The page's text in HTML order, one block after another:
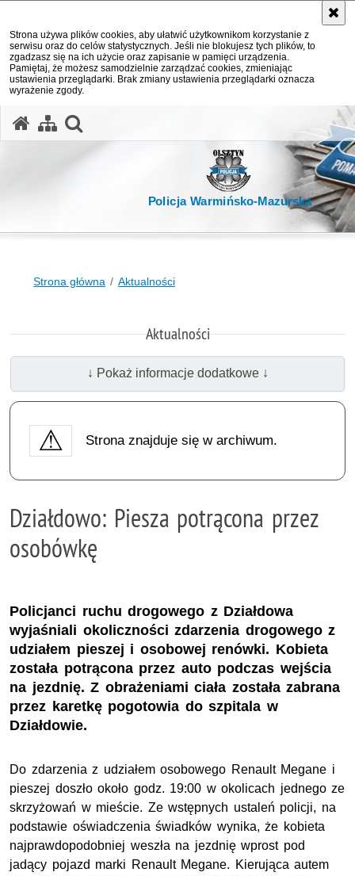
Strona używa plików cookies, aby ułatwić użytkownikom korzystanie z
serwisu oraz do celów statystycznych. Jeśli nie blokujesz tych plików, to
zgadzasz się na ich użycie oraz zapisanie w pamięci urządzenia.
Pamiętaj, że możesz samodzielnie zarządzać cookies, zmieniając
ustawienia przeglądarki. Brak zmiany ustawienia przeglądarki oznacza
wyrażenie zgody.
Policja Warmińsko-Mazurska
Strona główna Aktualności
Aktualności
↓ Pokaż informacje dodatkowe ↓
Strona znajduje się w archiwum.
Działdowo: Piesza potrącona przez
osobówkę
Policjanci ruchu drogowego z Działdowa
wyjaśniali okoliczności zdarzenia drogowego z
udziałem pieszej i osobowej renówki. Kobieta
została potrącona przez auto podczas wejścia
na jezdnię. Z obrażeniami ciała została zabrana
przez karetkę pogotowia do szpitala w
Działdowie.
Do zdarzenia z udziałem osobowego Renault Megane i
pieszej doszło około godz. 19:00 w okolicach jednego ze
skrzyżowań w mieście. Ze wstępnych ustaleń policji, na
podstawie oświadczenia świadków wynika, że kobieta
najprawdopodobniej weszła na jezdnię wprost pod
jadący pojazd marki Renault Megane. Kierująca autem